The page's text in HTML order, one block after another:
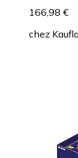
166,98 €
chez